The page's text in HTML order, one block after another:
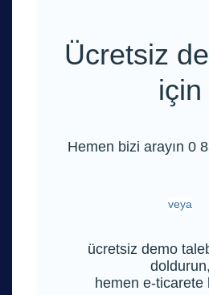
Ücretsiz
için
Hemen bizi arayın 0
veya
ücretsiz demo
doldurun,
hemen e-ticarete